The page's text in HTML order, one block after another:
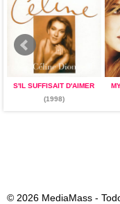
S'IL SUFFISAIT D'AIMER
(1998)
© 2026 MediaMass -